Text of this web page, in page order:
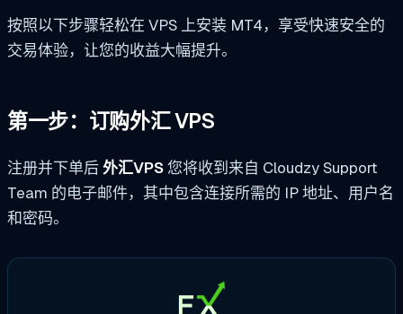
按照以下步骤轻松在 VPS 上安装 MT4，享受快速安全的
交易体验，让您的收益大幅提升。
第一步：订购外汇 VPS
注册并下单后外汇VPS您将收到来自 Cloudzy Support
Team 的电子邮件，其中包含连接所需的 IP 地址、用户名
和密码。